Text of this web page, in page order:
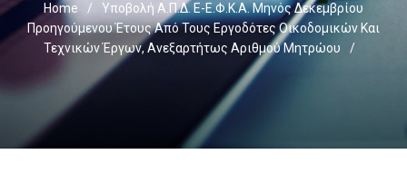
Home /
Υποβολή Α.Π.Δ. E-Ε.Φ.Κ.Α. Μηνός Δεκεμβρίου
Προηγούμενου Έτους Από Τους Εργοδότες Οικοδομικών Και
Τεχνικών Έργων, Ανεξαρτήτως Αριθμού Μητρώου
/